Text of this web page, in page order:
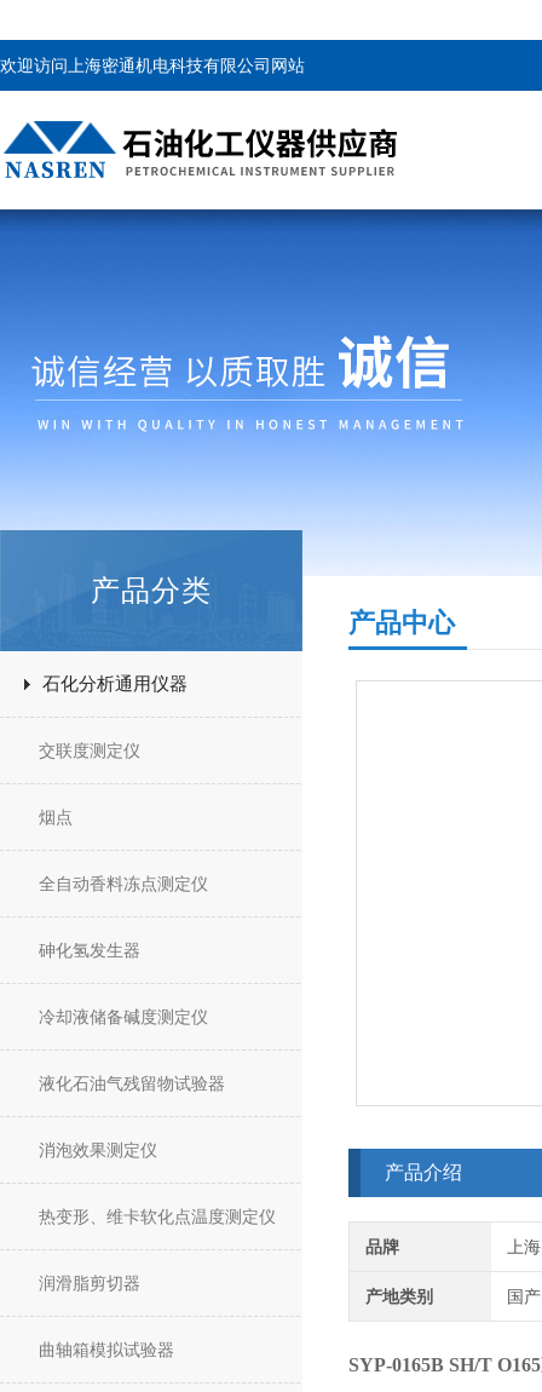
欢迎访问上海密通机电科技有限公司网站
产品分类
石化分析通用仪器
交联度测定仪
烟点
全自动香料冻点测定仪
砷化氢发生器
冷却液储备碱度测定仪
液化石油气残留物试验器
消泡效果测定仪
热变形、维卡软化点温度测定仪
润滑脂剪切器
曲轴箱模拟试验器
产品中心
产品介绍
品牌 上
产地类别 国产
SYP-0165B SH/T